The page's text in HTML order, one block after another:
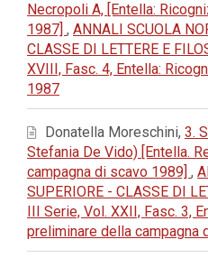
Necropoli A, [Entella:
1987] , ANNALI SCUOLA
CLASSE DI LETTERE E
XVIII, Fasc. 4, Entella:
1987
Donatella Moreschini, 3.
Stefania De Vido) [Entella.
campagna di scavo 1989] ,
SUPERIORE - CLASSE DI
III Serie, Vol. XXII, Fasc. 3,
preliminare della campagna